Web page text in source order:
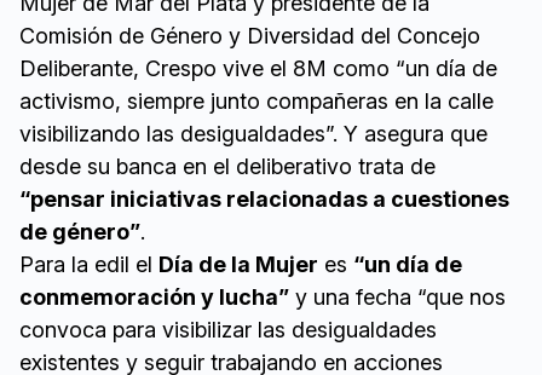
Comisión de Género y Diversidad del Concejo
Deliberante, Crespo vive el 8M como “un día de
activismo, siempre junto compañeras en la calle
visibilizando las desigualdades”. Y asegura que
desde su banca en el deliberativo trata de
“pensar iniciativas relacionadas a cuestiones
de género”.
Para la edil el Día de la Mujer es “un día de
conmemoración y lucha” y una fecha “que nos
convoca para visibilizar las desigualdades
existentes y seguir trabajando en acciones